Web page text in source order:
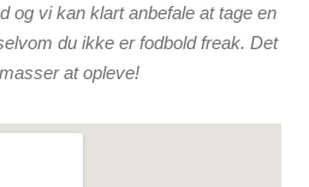
og vi kan klart anbefale at tage en
du ikke er fodbold freak. Det
at opleve!